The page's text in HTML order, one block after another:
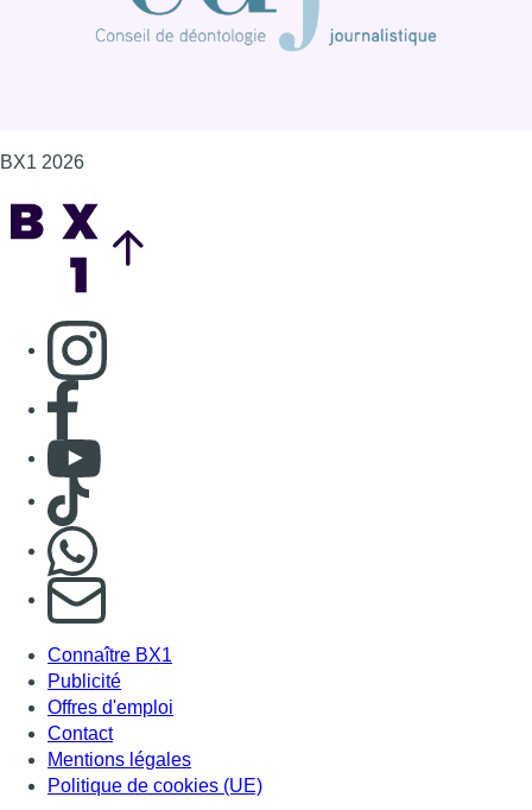
BX1 2026
Consulter page Instagram
Consulter page Facebook
Consulter Youtube
Consulter TikTok
S'abonner à notre newsletter
Connaître BX1
Publicité
Offres d'emploi
Contact
Mentions légales
Politique de cookies (UE)